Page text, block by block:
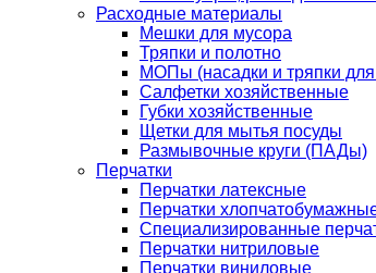
Расходные материалы
Мешки для мусора
Тряпки и полотно
МОПы (насадки и тряпки
Салфетки хозяйственные
Губки хозяйственные
Щетки для мытья посуды
Размывочные круги (ПАДы)
Перчатки
Перчатки латексные
Перчатки
Специализированные
Перчатки нитриловые
Перчатки виниловые